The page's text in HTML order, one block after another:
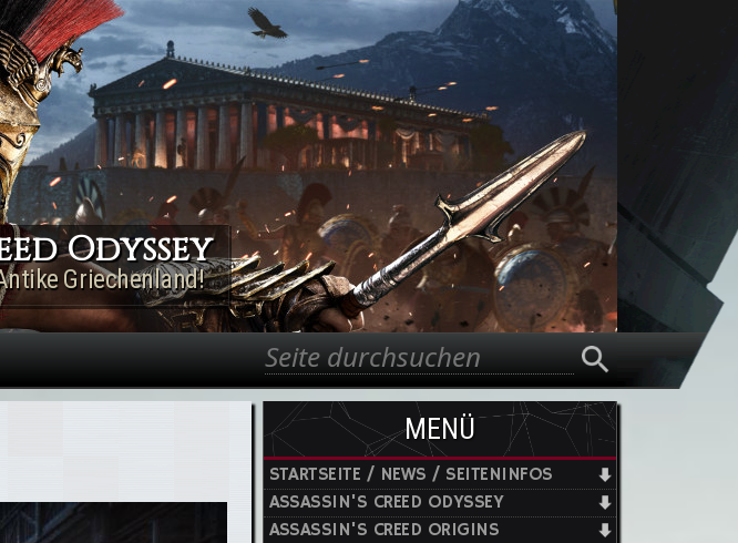
Odyssey
Griechenland!
Suchformular
Suche
MENÜ
STARTSEITE / NEWS / SEITENINFOS
ASSASSIN'S CREED ODYSSEY
ASSASSIN'S CREED ORIGINS